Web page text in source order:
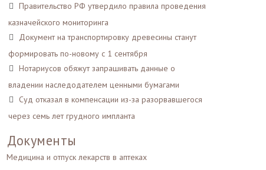
Правительство РФ утвердило правила проведения
казначейского мониторинга
Документ на транспортировку древесины станут
формировать по-новому с 1 сентября
Нотариусов обяжут запрашивать данные о
владении наследодателем ценными бумагами
Суд отказал в компенсации из-за разорвавшегося
через семь лет грудного импланта
Документы
Медицина и отпуск лекарств в аптеках